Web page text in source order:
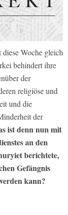
Woche gleich
behindert ihre
der
religiöse und
und die
der
ist denn nun mit
an den
berichtete,
Gefängnis
kann?